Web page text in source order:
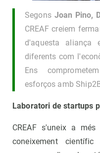
Segons Joan Pino,
CREAF creiem
d'aquesta aliança
diferents com
Ens
esforços amb
Laboratori de startups
CREAF s'uneix a
coneixement